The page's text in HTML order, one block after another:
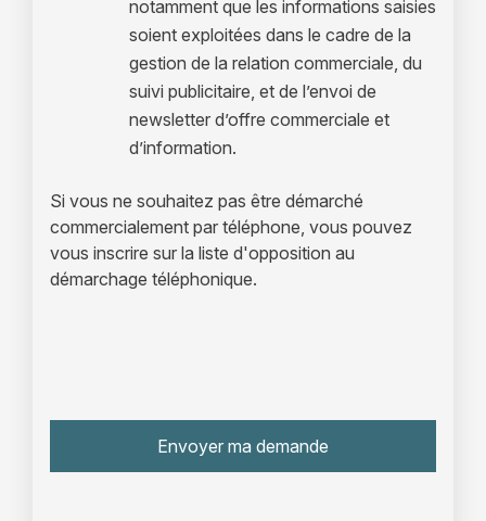
notamment que les informations saisies
soient exploitées dans le cadre de la
gestion de la relation commerciale, du
suivi publicitaire, et de l’envoi de
newsletter d’offre commerciale et
d’information.
Si vous ne souhaitez pas être démarché
commercialement par téléphone, vous pouvez
vous inscrire sur la liste d'opposition au
démarchage téléphonique.